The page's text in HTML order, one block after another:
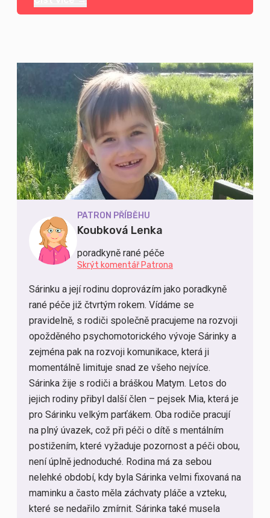
PATRON PŘÍBĚHU
Koubková Lenka
poradkyně rané péče
Skrýt komentář Patrona
Sárinku a její rodinu doprovázím jako poradkyně
rané péče již čtvrtým rokem. Vídáme se
pravidelně, s rodiči společně pracujeme na rozvoji
opožděného psychomotorického vývoje Sárinky a
zejména pak na rozvoji komunikace, která ji
momentálně limituje snad ze všeho nejvíce.
Sárinka žije s rodiči a bráškou Matym. Letos do
jejich rodiny přibyl další člen – pejsek Mia, která je
pro Sárinku velkým parťákem. Oba rodiče pracují
na plný úvazek, což při péči o dítě s mentálním
postižením, které vyžaduje pozornost a péči obou,
není úplně jednoduché. Rodina má za sebou
nelehké období, kdy byla Sárinka velmi fixovaná na
maminku a často měla záchvaty pláče a vzteku,
které se nedařilo zmírnit. Sárinka také musela